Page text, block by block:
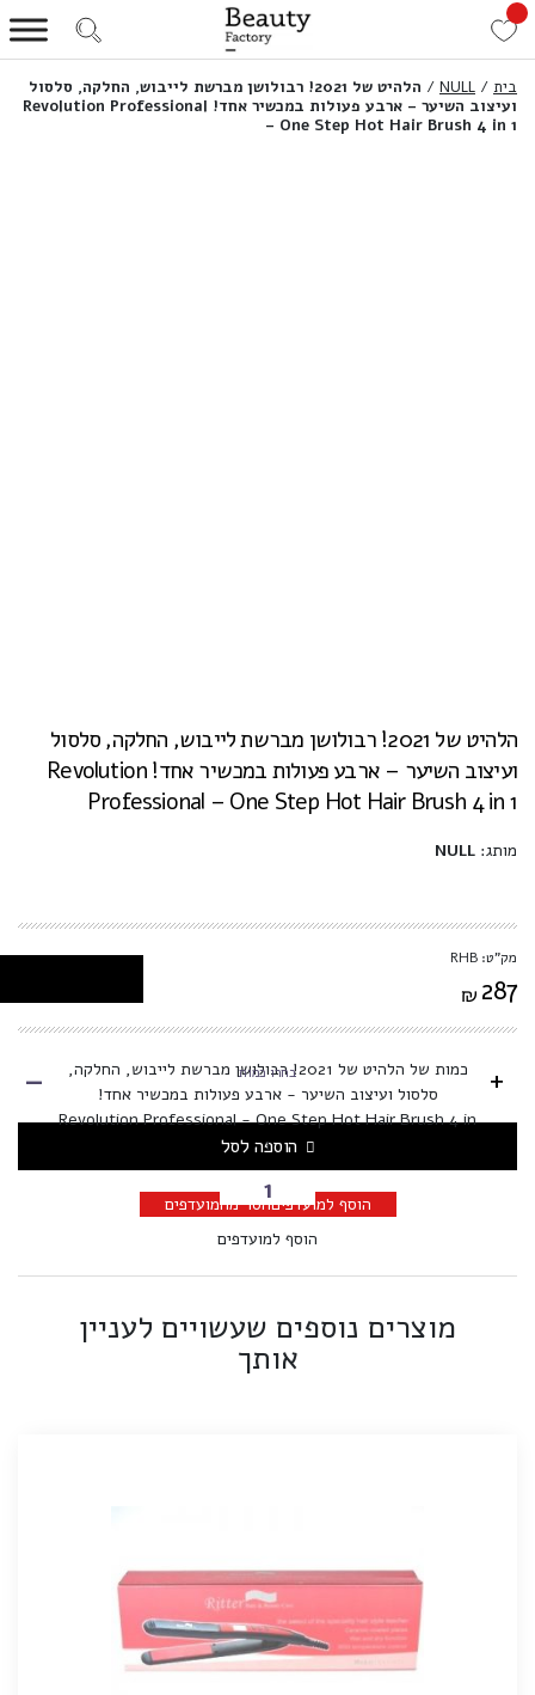
בית /
NULL
/
הלהיט של 2021! רבולושן מברשת לייבוש, החלקה, סלסול
ועיצוב השיער – ארבע פעולות במכשיר אחד! Revolution Professional
– One Step Hot Hair Brush 4 in 1
הלהיט של 2021! רבולושן מברשת לייבוש, החלקה, סלסול
ועיצוב השיער – ארבע פעולות במכשיר אחד! Revolution
Professional – One Step Hot Hair Brush 4 in 1
מותג: NULL
מק"ט: RHB
₪ 287
+
כמות של הלהיט של 2021! רבולושן מברשת לייבוש, החלקה,
סלסול ועיצוב השיער - ארבע פעולות במכשיר אחד!
Revolution Professional - One Step Hot Hair Brush 4 in
1
בחרו כמות -
הוספה לסל
הוסף למועדפיםהסר מהמועדפים
הוסף למועדפים
מוצרים נוספים שעשויים לעניין
אותך